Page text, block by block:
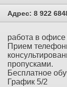
Адрес: 8 922
работа в
Прием
пропусками.
Бесплатное
График 5/2